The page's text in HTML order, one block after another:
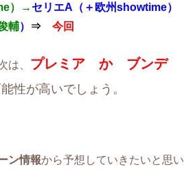
）→ セリエA（＋欧州showtime）
輔） ⇒ 今回
は、 プレミア か ブンデ
性が高いでしょう。
ン情報から予想していきたいと思い